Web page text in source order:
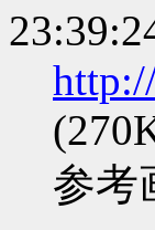
参考